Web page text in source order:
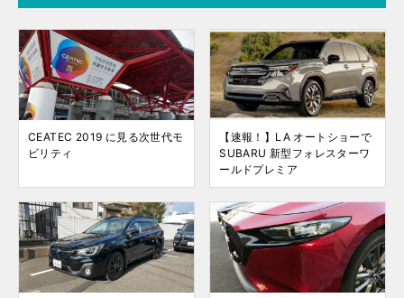
CEATEC 2019 に見る次世代モ
ビリティ
【速報！】LA オートショーで
SUBARU 新型フォレスターワ
ールドプレミア